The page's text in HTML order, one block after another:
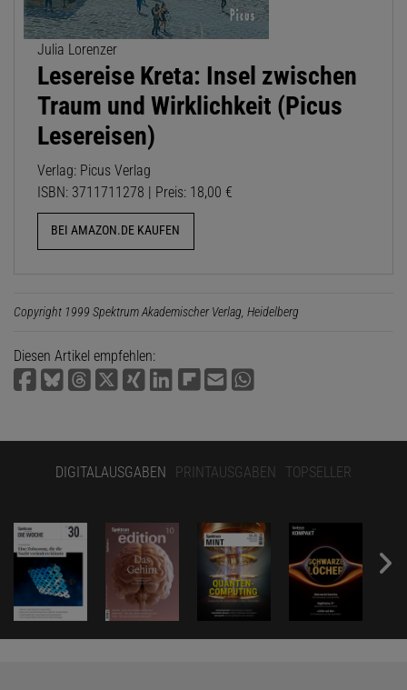
Julia Lorenzer
Lesereise Kreta: Insel zwischen
Traum und Wirklichkeit (Picus
Lesereisen)
Verlag: Picus Verlag
ISBN: 3711711278 | Preis: 18,00 €
BEI AMAZON.DE KAUFEN
Copyright 1999 Spektrum Akademischer Verlag, Heidelberg
Diesen Artikel empfehlen:
DIGITALAUSGABEN PRINTAUSGABEN TOPSELLER